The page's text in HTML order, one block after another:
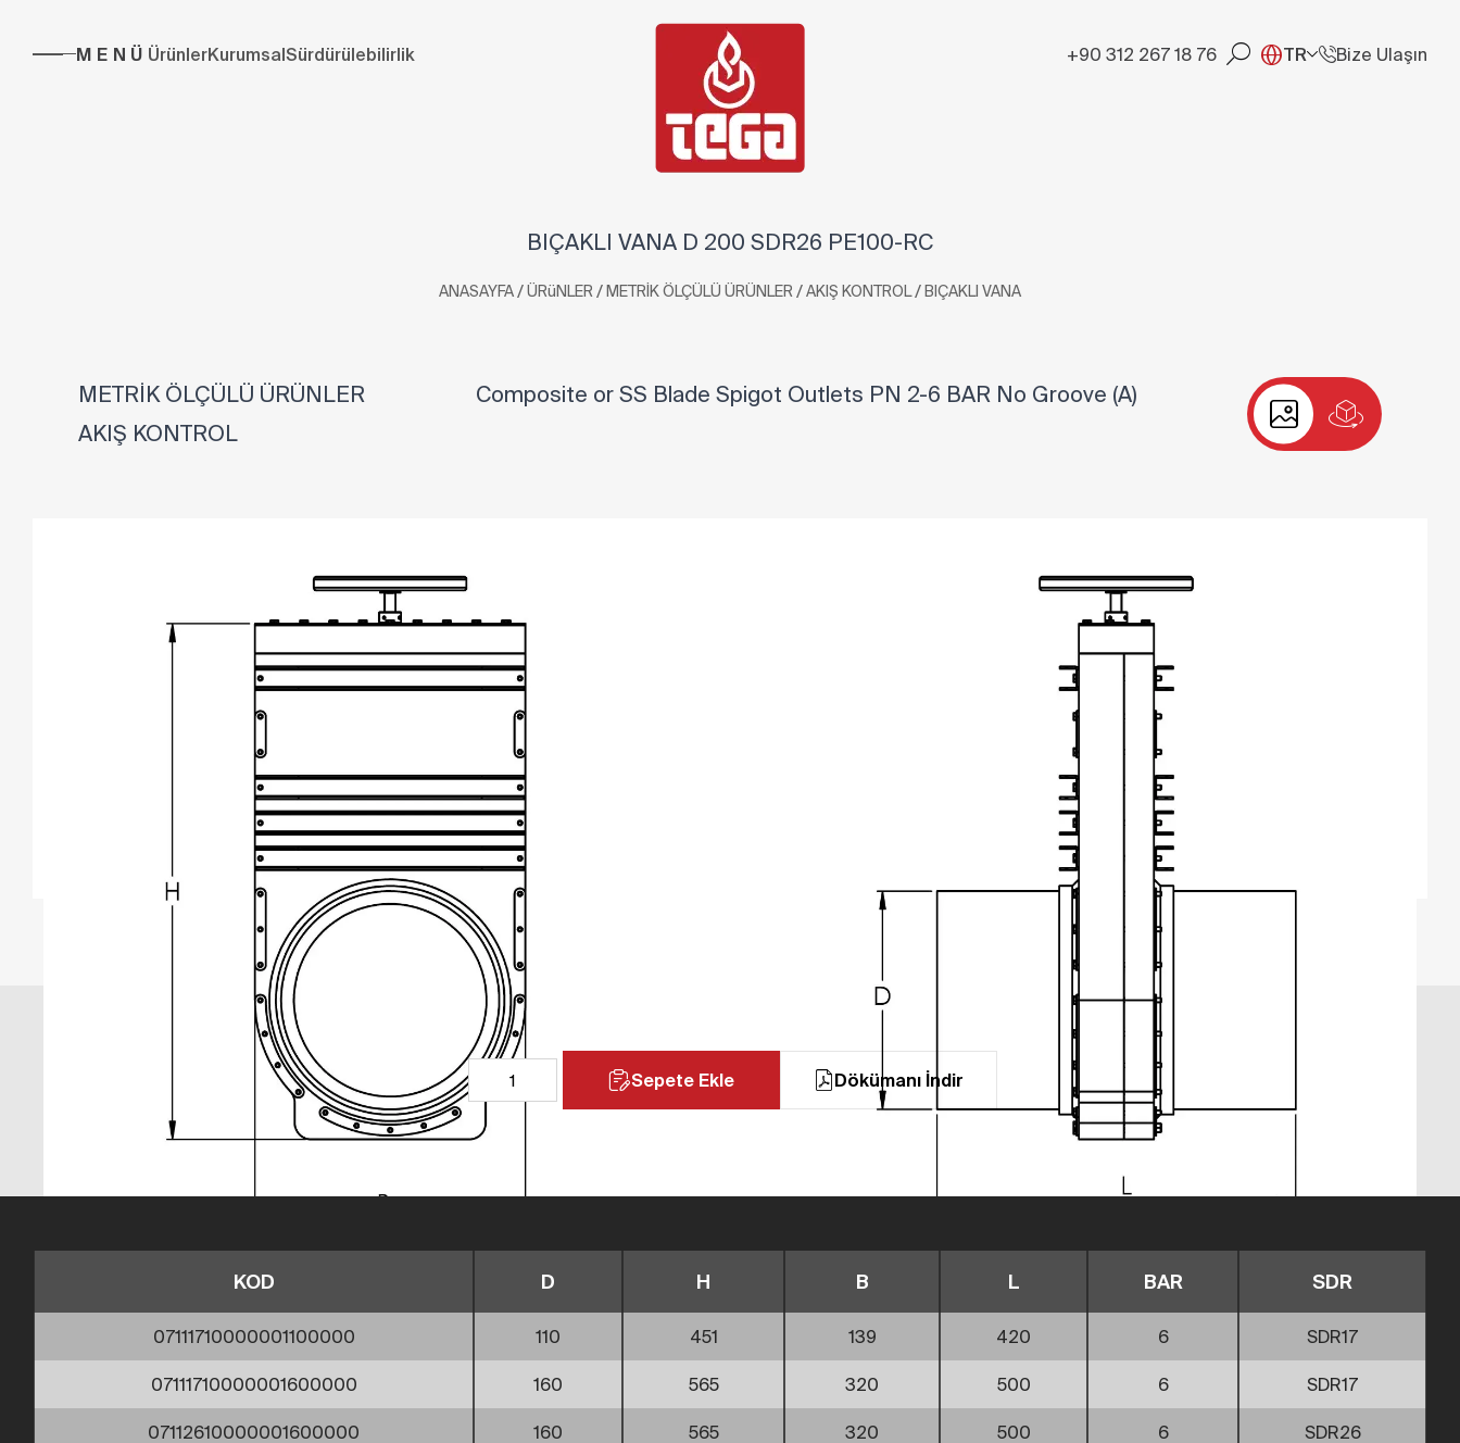
MENÜ ÜrünlerKurumsalSürdürülebilirlik +90 312 267 18 76 TR Bize Ulaşın
BIÇAKLI VANA D 200 SDR26 PE100-RC
ANASAYFA/ÜRüNLER /METRİK ÖLÇÜLÜ ÜRÜNLER /AKIŞ KONTROL/BIÇAKLI VANA
METRİK ÖLÇÜLÜ ÜRÜNLER
AKIŞ KONTROL
Composite or SS Blade Spigot Outlets PN 2-6 BAR No Groove (A)
Sepete Ekle Dökümanı İndir
KOD D H B L BAR SDR
07111710000001100000 110 451 139 420 6 SDR17
07111710000001600000 160 565 320 500 6 SDR17
07112610000001600000 160 565 320 500 6 SDR26